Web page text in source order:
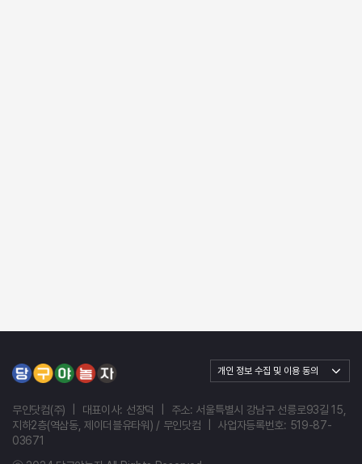
무인닷컴(주) 대표이사: 선장덕
주소: 서울특별시 강남구 선릉로93길 15,
지하2층(역삼동, 제이더블유타워) / 무인닷컴
사업자등록번호: 519-87-
03671